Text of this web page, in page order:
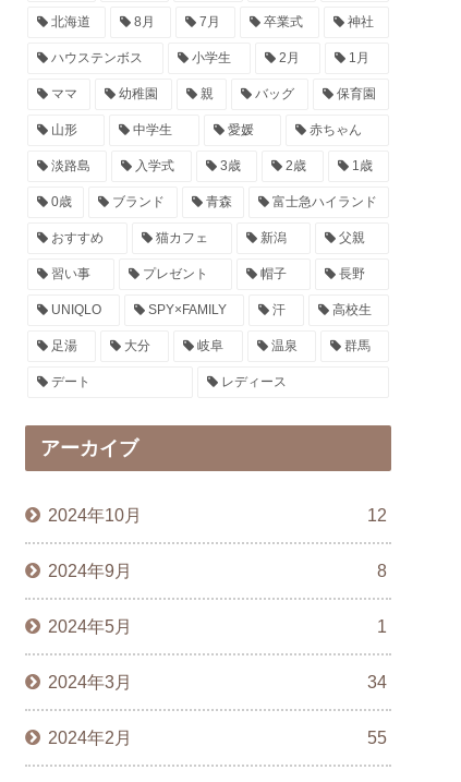
北海道 8月 7月 卒業式 神社
ハウステンボス 小学生 2月 1月
ママ 幼稚園 親 バッグ 保育園
山形 中学生 愛媛 赤ちゃん
淡路島 入学式 3歳 2歳 1歳
0歳 ブランド 青森 富士急ハイランド
おすすめ 猫カフェ 新潟 父親
習い事 プレゼント 帽子 長野
UNIQLO SPY×FAMILY 汗 高校生
足湯 大分 岐阜 温泉 群馬
デート レディース
アーカイブ
2024年10月 12
2024年9月 8
2024年5月 1
2024年3月 34
2024年2月 55